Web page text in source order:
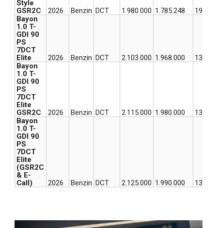
Style
GSR2C
2026 Benzin DCT 1.980.000 1.785.248
Bayon
1.0 T-
GDI 90
PS
7DCT
Elite
2026 Benzin DCT 2.103.000 1.968.000
Bayon
1.0 T-
GDI 90
PS
7DCT
Elite
GSR2C
2026 Benzin DCT 2.115.000 1.980.000
Bayon
1.0 T-
GDI 90
PS
7DCT
Elite
(GSR2C
& E-
Call)
2026 Benzin DCT 2.125.000 1.990.000